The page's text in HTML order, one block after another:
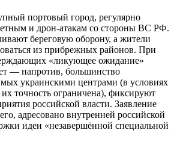
портовый город, регулярно
и дрон-атакам со стороны ВС РФ.
береговую оборону, а жители
из прибрежных районов. При
«ликующее ожидание»
— напротив, большинство
украинскими центрами (в условиях
точность ограничена), фиксируют
российской власти. Заявление
адресовано внутренней российской
идеи «незавершённой специальной